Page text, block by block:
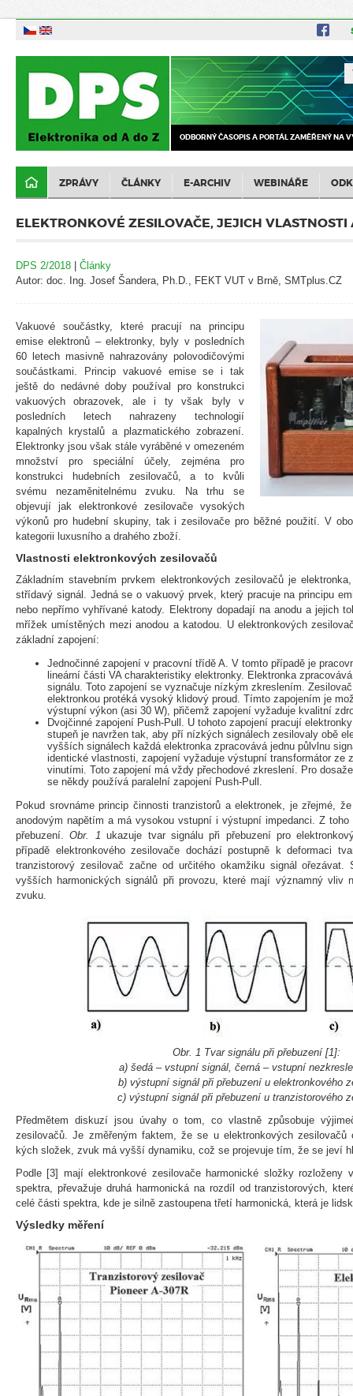
ODBORNÝ ČASOPIS A PORTÁL ZAMĚŘENÝ NA
ZPRÁVY ČLÁNKY E-ARCHIV WEBINÁŘE
ELEKTRONKOVÉ ZESILOVAČE, JEJICH VLASTNOSTI
DPS 2/2018 | Články
Autor: doc. Ing. Josef Šandera, Ph.D., FEKT VUT v Brně, SMTplus.CZ
Vakuové součástky, které pracují na principu
emise elektronů – elektronky, byly v posledních
60 letech masivně nahrazovány polovodičovými
součástkami. Princip vakuové emise se i tak
ještě do nedávné doby používal pro konstrukci
vakuových obrazovek, ale i ty však byly v
posledních letech nahrazeny technologií
kapalných krystalů a plazmatického zobrazení.
Elektronky jsou však stále vyráběné v omezeném
množství pro speciální účely, zejména pro
konstrukci hudebních zesilovačů, a to kvůli
svému nezaměnitelnému zvuku. Na trhu se
objevují jak elektronkové zesilovače vysokých
výkonů pro hudební skupiny, tak i zesilovače pro běžné použití. V
kategorii luxusního a drahého zboží.
Vlastnosti elektronkových zesilovačů
Základním stavebním prvkem elektronkových zesilovačů je
střídavý signál. Jedná se o vakuový prvek, který pracuje na principu
nebo nepřímo vyhřívané katody. Elektrony dopadají na anodu a jejich
mřížek umístěných mezi anodou a katodou. U elektronkových
základní zapojení:
Jednočinné zapojení v pracovní třídě A. V tomto případě je
lineární části VA charakteristiky elektronky. Elektronka
signálu. Toto zapojení se vyznačuje nízkým zkreslením.
elektronkou protéká vysoký klidový proud. Tímto zapojením je
výstupní výkon (asi 30 W), přičemž zapojení vyžaduje kvalitní
Dvojčinné zapojení Push-Pull. U tohoto zapojení pracují
stupeň je navržen tak, aby pří nízkých signálech zesilovaly obě
vyšších signálech každá elektronka zpracovává jednu půlvlnu
identické vlastnosti, zapojení vyžaduje výstupní transformátor ze
vinutími. Toto zapojení má vždy přechodové zkreslení. Pro
se někdy používá paralelní zapojení Push-Pull.
Pokud srovnáme princip činnosti tranzistorů a elektronek, je zřejmé,
anodovým napětím a má vysokou vstupní i výstupní impedanci. Z
přebuzení.Obr. 1ukazuje tvar signálu při přebuzení pro
případě elektronkového zesilovače dochází postupně k deformaci
tranzistorový zesilovač začne od určitého okamžiku signál
vyšších harmonických signálů při provozu, které mají významný vliv
zvuku.
Obr. 1 Tvar signálu při přebuzení [1]:
a) šedá – vstupní signál, černá – vstupní
b) výstupní signál při přebuzení u elektronkového
c) výstupní signál při přebuzení u tranzistorového
Předmětem diskuzí jsou úvahy o tom, co vlastně způsobuje
zesilovačů. Je změřeným faktem, že se u elektronkových zesilovačů
kých složek, zvuk má vyšší dynamiku, což se projevuje tím, že se jeví
Podle [3] mají elektronkové zesilovače harmonické složky rozloženy
spektra, převažuje druhá harmonická na rozdíl od tranzistorových,
celé části spektra, kde je silně zastoupena třetí harmonická, která je
Výsledky měření